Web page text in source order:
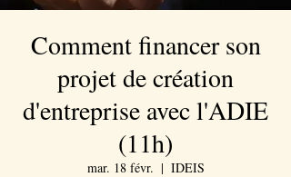
Comment financer son
projet de création
d'entreprise avec l'ADIE
(11h)
mar. 18 févr.
  |
IDEIS